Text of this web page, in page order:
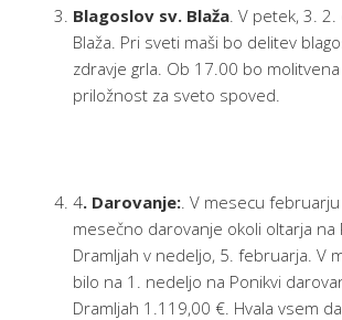
Blagoslov sv. Blaža . V petek, 3.
Blaža. Pri sveti maši bo delitev
zdravje grla. Ob 17.00 bo
priložnost za sveto spoved.
4. Darovanje: . V mesecu
mesečno darovanje okoli oltarja na
Dramljah v nedeljo, 5. februarja. V
bilo na 1. nedeljo na Ponikvi
Dramljah 1.119,00 €. Hvala vsem